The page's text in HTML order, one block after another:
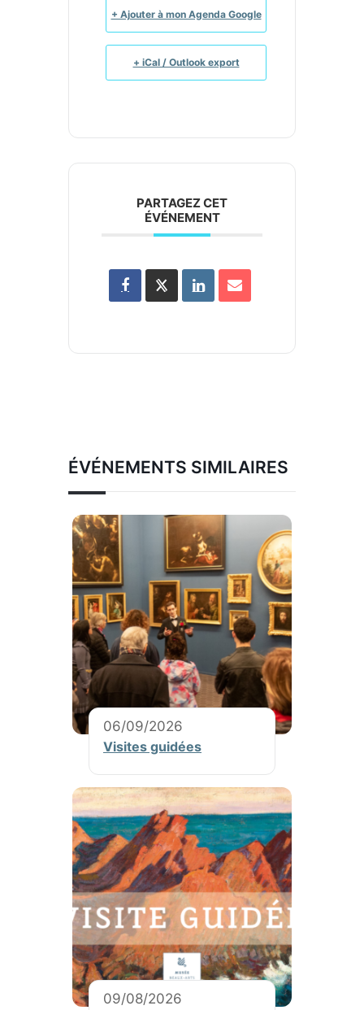
+ Ajouter à mon Agenda Google
+ iCal / Outlook export
PARTAGEZ CET
ÉVÉNEMENT
ÉVÉNEMENTS SIMILAIRES
06/09/2026
Visites guidées
09/08/2026